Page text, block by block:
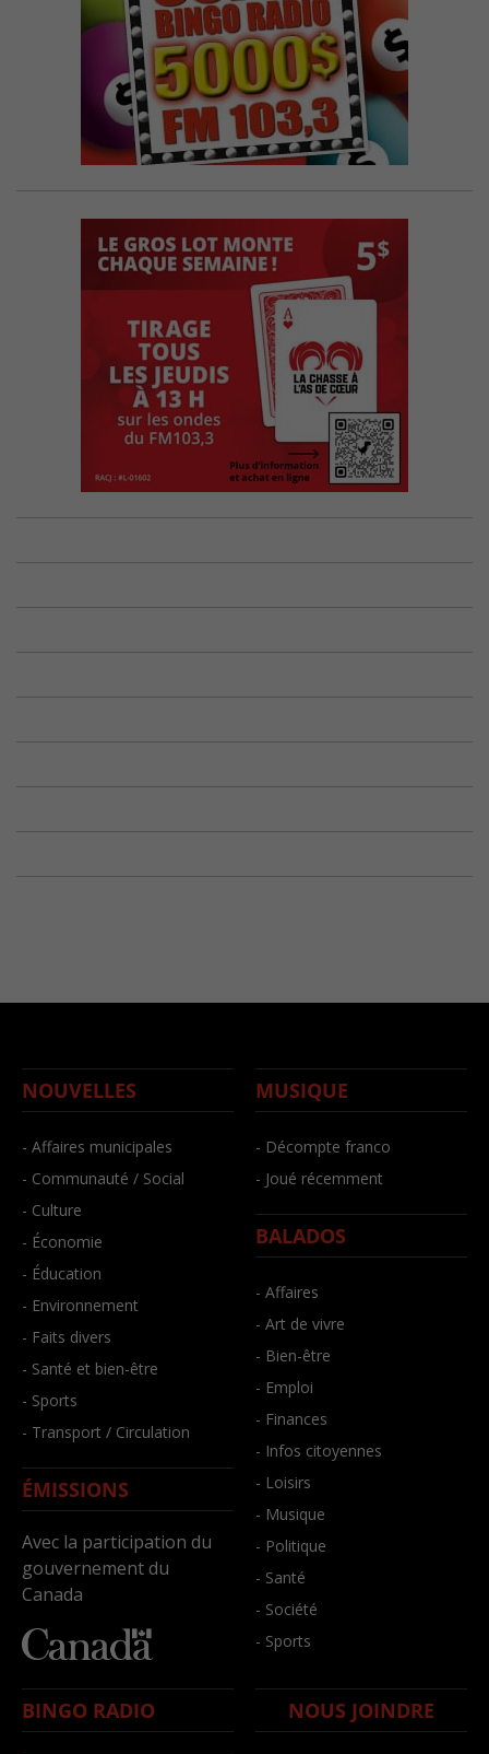
NOUVELLES
- Affaires municipales
- Communauté / Social
- Culture
- Économie
- Éducation
- Environnement
- Faits divers
- Santé et bien-être
- Sports
- Transport / Circulation
ÉMISSIONS
Avec la participation du
gouvernement du
Canada
MUSIQUE
- Décompte franco
- Joué récemment
BALADOS
- Affaires
- Art de vivre
- Bien-être
- Emploi
- Finances
- Infos citoyennes
- Loisirs
- Musique
- Politique
- Santé
- Société
- Sports
BINGO RADIO NOUS JOINDRE